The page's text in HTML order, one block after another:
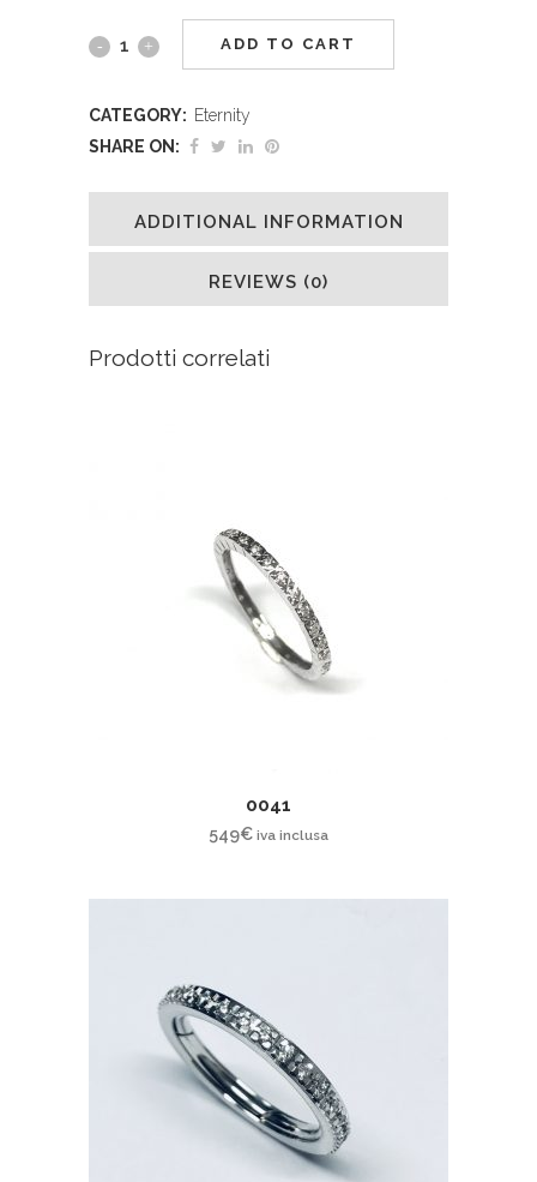
ADD TO CART
CATEGORY: Eternity
SHARE ON:
ADDITIONAL INFORMATION
REVIEWS (0)
Prodotti correlati
0041
549€ iva inclusa